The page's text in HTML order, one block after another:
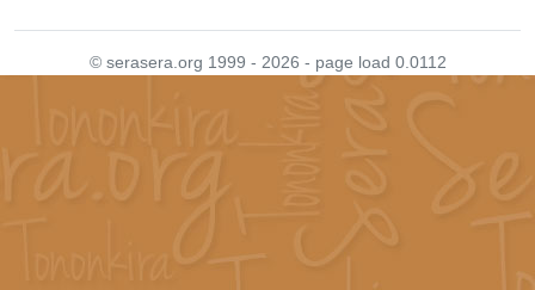
© serasera.org 1999 - 2026 - page load 0.0112